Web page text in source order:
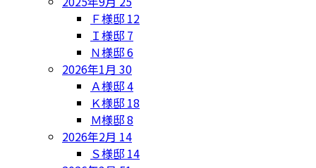
Ｆ様邸 12
Ｉ様邸 7
Ｎ様邸6
2026年1月 30
Ａ様邸4
Ｋ様邸 18
Ｍ様邸8
2026年2月 14
Ｓ様邸 14